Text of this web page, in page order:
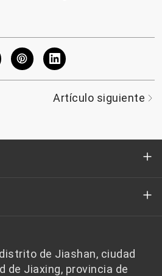
Artículo siguiente
para botellas
son aptos para botellas
de Jiashan, ciudad
de Jiaxing, provincia de